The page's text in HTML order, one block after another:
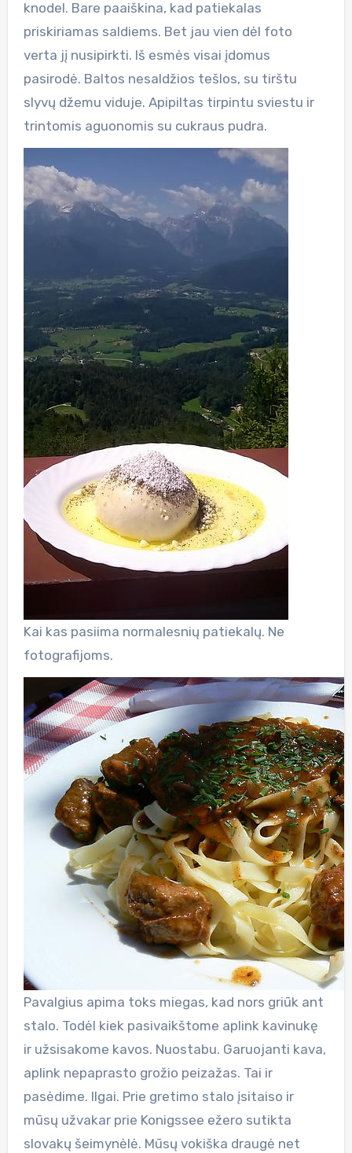
knodel. Bare paaiškina, kad patiekalas
priskiriamas saldiems. Bet jau vien dėl foto
verta jį nusipirkti. Iš esmės visai įdomus
pasirodė. Baltos nesaldžios tešlos, su tirštu
slyvų džemu viduje. Apipiltas tirpintu sviestu ir
trintomis aguonomis su cukraus pudra.
Kai kas pasiima normalesnių patiekalų. Ne
fotografijoms.
Pavalgius apima toks miegas, kad nors griūk ant
stalo. Todėl kiek pasivaikštome aplink kavinukę
ir užsisakome kavos. Nuostabu. Garuojanti kava,
aplink nepaprasto grožio peizažas. Tai ir
pasėdime. Ilgai. Prie gretimo stalo įsitaiso ir
mūsų užvakar prie Konigssee ežero sutikta
slovakų šeimynėlė. Mūsų vokiška draugė net